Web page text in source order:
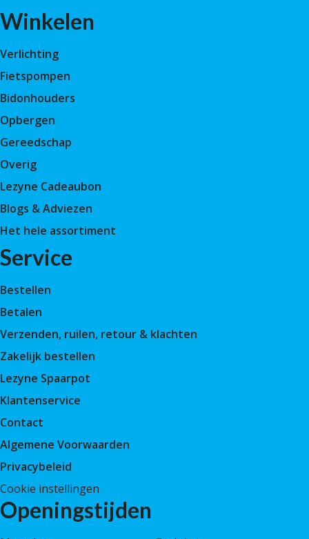
Winkelen
Verlichting
Fietspompen
Bidonhouders
Opbergen
Gereedschap
Overig
Lezyne Cadeaubon
Blogs & Adviezen
Het hele assortiment
Service
Bestellen
Betalen
Verzenden, ruilen, retour & klachten
Zakelijk bestellen
Lezyne Spaarpot
Klantenservice
Contact
Algemene Voorwaarden
Privacybeleid
Cookie instellingen
Openingstijden